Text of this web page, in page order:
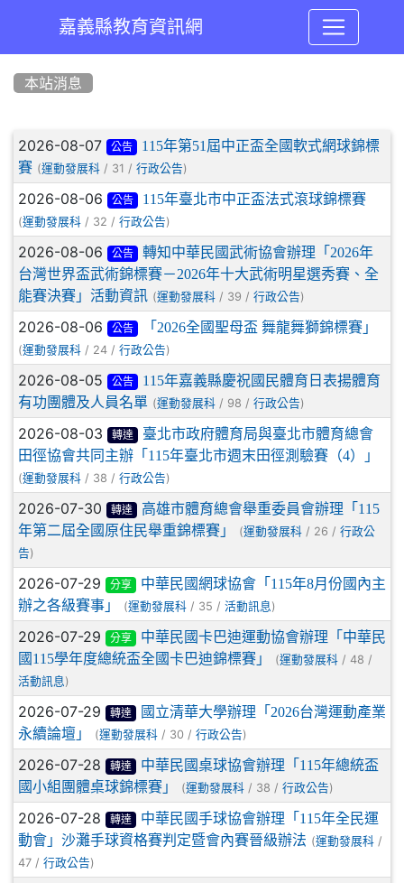
嘉義縣教育資訊網
本站消息
文章列表
2026-08-07 公告
115年第51屆中正盃全國軟式網球錦標
賽 (運動發展科 / 31 / 行政公告)
2026-08-06 公告 115年臺北市中正盃法式滾球錦標賽
(運動發展科 / 32 / 行政公告)
2026-08-06 公告
轉知中華民國武術協會辦理「2026年
台灣世界盃武術錦標賽－2026年十大武術明星選秀賽、全
能賽決賽」活動資訊 (運動發展科 / 39 / 行政公告)
2026-08-06 公告 「2026全國聖母盃 舞龍舞獅錦標賽」
(運動發展科 / 24 / 行政公告)
2026-08-05 公告
115年嘉義縣慶祝國民體育日表揚體育
有功團體及人員名單 (運動發展科 / 98 / 行政公告)
2026-08-03 轉達
臺北市政府體育局與臺北市體育總會
田徑協會共同主辦「115年臺北市週末田徑測驗賽（4）」
(運動發展科 / 38 / 行政公告)
2026-07-30 轉達
高雄市體育總會舉重委員會辦理「115
年第二屆全國原住民舉重錦標賽」
(運動發展科 / 26 / 行政公
告)
2026-07-29 分享
中華民國網球協會「115年8月份國內主
辦之各級賽事」
(運動發展科 / 35 / 活動訊息 )
2026-07-29 分享
中華民國卡巴迪運動協會辦理「中華民
國115學年度總統盃全國卡巴迪錦標賽」
(運動發展科 / 48 /
活動訊息 )
2026-07-29 轉達
國立清華大學辦理「2026台灣運動產業
永續論壇」
(運動發展科 / 30 / 行政公告)
2026-07-28 轉達
中華民國桌球協會辦理「115年總統盃
國小組團體桌球錦標賽」
(運動發展科 / 38 / 行政公告)
2026-07-28 轉達
中華民國手球協會辦理「115年全民運
動會」沙灘手球資格賽判定暨會內賽晉級辦法 (運動發展科 /
47 / 行政公告)